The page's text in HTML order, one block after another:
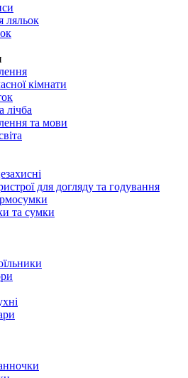
ляльок
кімнати
лічба
та мови
для догляду та годування
та сумки